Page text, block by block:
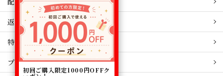
返品関連
特定商取引
プライバシーポリシー
初回ご購入限定1000円OFFク